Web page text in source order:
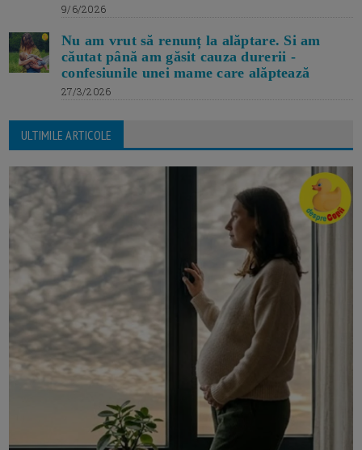
9/6/2026
Nu am vrut să renunț la alăptare. Si am
căutat până am găsit cauza durerii -
confesiunile unei mame care alăptează
27/3/2026
ULTIMILE ARTICOLE